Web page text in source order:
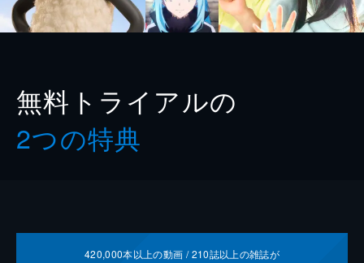
無料トライアルの
2つの特典
420,000本以上の動画 /210誌以上の雑誌が